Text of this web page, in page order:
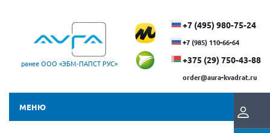
ранее ООО «ЭБМ‑ПАПСТ РУС»
+7 (495) 980-75-24
+7 (985) 110-66-64
+375 (29) ​750-43-88
order@aura-kvadrat.ru
МЕНЮ